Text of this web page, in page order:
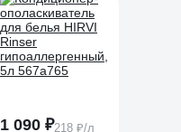
1 090 ₽218 ₽/л